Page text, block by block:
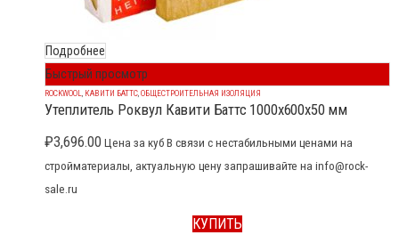
Подробнее
Быстрый просмотр
ROCKWOOL КАВИТИ БАТТС ОБЩЕСТРОИТЕЛЬНАЯ ИЗОЛЯЦИЯ
Утеплитель Роквул Кавити Баттс 1000x600x50 мм
₽3,696.00 Цена за куб В связи с нестабильными ценами на
стройматериалы, актуальную цену запрашивайте на info@rock-
sale.ru
КУПИТЬ